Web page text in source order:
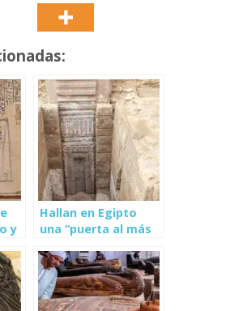
y
Hallan en Egipto
una “puerta al más
4,400 años